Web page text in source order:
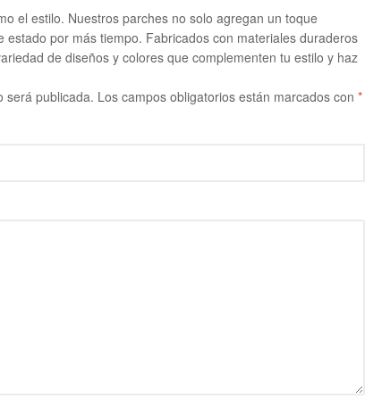
el estilo. Nuestros parches no solo agregan un toque
por más tiempo. Fabricados con materiales duraderos
de diseños y colores que complementen tu estilo y haz
será publicada. Los campos obligatorios están marcados con*